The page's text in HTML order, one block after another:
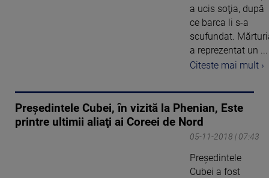
a ucis soţia, după
ce barca li s-a
scufundat.
a reprezentat un ...
Citeste mai mult ›
Preşedintele Cubei, în vizită la Phenian, Este
printre ultimii aliaţi ai Coreei de Nord
05-11-2018 | 07:43
Preşedintele
Cubei a fost